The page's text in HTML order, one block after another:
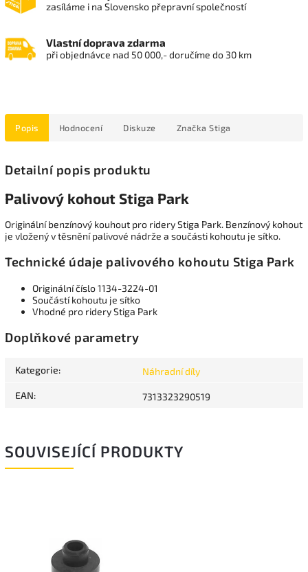
zasíláme i na Slovensko přepravní společností
Vlastní doprava zdarma
při objednávce nad 50 000,- doručíme do 30 km
Popis Hodnocení Diskuze Značka Stiga
Detailní popis produktu
Palivový kohout Stiga Park
Originální benzínový kouhout pro ridery Stiga Park. Benzínový kohout
je vložený v těsnění palivové nádrže a součásti kohoutu je sítko.
Technické údaje palivového kohoutu Stiga Park
Originální číslo 1134-3224-01
Součástí kohoutu je sítko
Vhodné pro ridery Stiga Park
Doplňkové parametry
Kategorie: Náhradní díly
EAN: 7313323290519
SOUVISEJÍCÍ PRODUKTY